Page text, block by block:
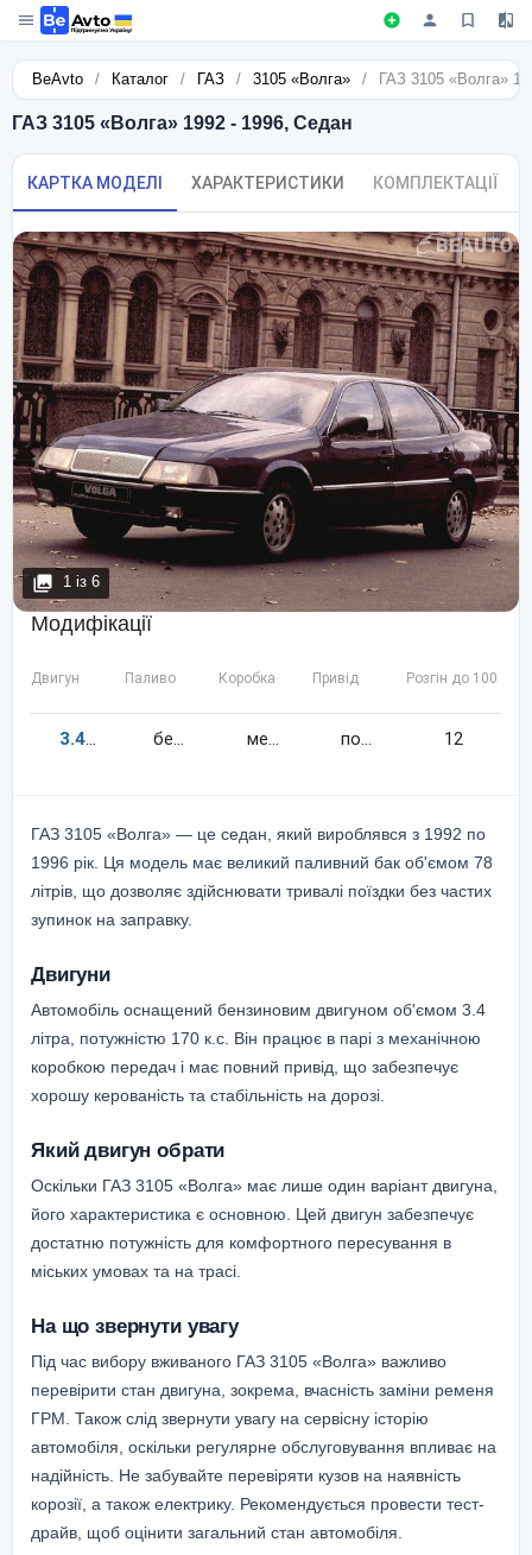
BeAvto / Каталог / ГАЗ / 3105 «Волга» / ГАЗ 3105 «Волга»
ГАЗ 3105 «Волга» 1992 - 1996, Седан
КАРТКА МОДЕЛІ ХАРАКТЕРИСТИКИ КОМПЛЕКТАЦІЇ
1 із 6
Модифікації
Двигун Паливо Коробка Привід Розгін до 100 км/
3.4170 бензин механіка повний 12
ГАЗ 3105 «Волга» — це седан, який вироблявся з 1992 по
1996 рік. Ця модель має великий паливний бак об'ємом 78
літрів, що дозволяє здійснювати тривалі поїздки без частих
зупинок на заправку.
Двигуни
Автомобіль оснащений бензиновим двигуном об'ємом 3.4
літра, потужністю 170 к.с. Він працює в парі з механічною
коробкою передач і має повний привід, що забезпечує
хорошу керованість та стабільність на дорозі.
Який двигун обрати
Оскільки ГАЗ 3105 «Волга» має лише один варіант двигуна,
його характеристика є основною. Цей двигун забезпечує
достатню потужність для комфортного пересування в
міських умовах та на трасі.
На що звернути увагу
Під час вибору вживаного ГАЗ 3105 «Волга» важливо
перевірити стан двигуна, зокрема, вчасність заміни ременя
ГРМ. Також слід звернути увагу на сервісну історію
автомобіля, оскільки регулярне обслуговування впливає на
надійність. Не забувайте перевіряти кузов на наявність
корозії, а також електрику. Рекомендується провести тест-
драйв, щоб оцінити загальний стан автомобіля.